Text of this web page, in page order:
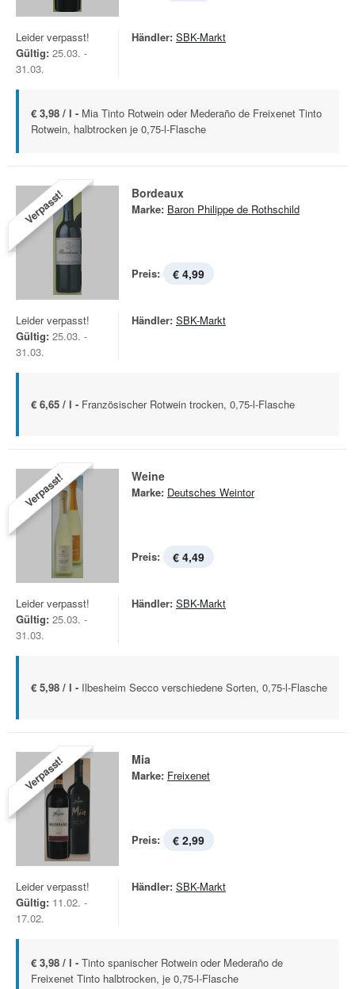
Leider verpasst!
Gültig: 25.03. -
31.03.
Händler: SBK-Markt
€ 3,98 / l - Mia Tinto Rotwein oder Mederaño de Freixenet Tinto
Rotwein, halbtrocken je 0,75-l-Flasche
Verpasst! Bordeaux
Marke: Baron Philippe de Rothschild
Preis: € 4,99
Leider verpasst!
Gültig: 25.03. -
31.03.
Händler: SBK-Markt
€ 6,65 / l - Französischer Rotwein trocken, 0,75-l-Flasche
Verpasst! Weine
Marke: Deutsches Weintor
Preis: € 4,49
Leider verpasst!
Gültig: 25.03. -
31.03.
Händler: SBK-Markt
€ 5,98 / l - Ilbesheim Secco verschiedene Sorten, 0,75-l-Flasche
Verpasst! Mia
Marke: Freixenet
Preis: € 2,99
Leider verpasst!
Gültig: 11.02. -
17.02.
Händler: SBK-Markt
€ 3,98 / l - Tinto spanischer Rotwein oder Mederaño de
Freixenet Tinto halbtrocken, je 0,75-l-Flasche